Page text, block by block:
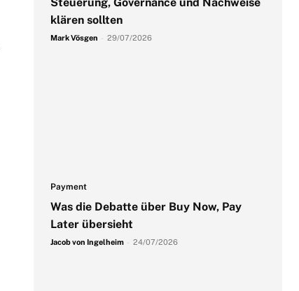
Steuerung, Governance und Nachweise
klären sollten
Mark Vösgen 29/07/2026
Payment
Was die Debatte über Buy Now, Pay
Later übersieht
Jacob von Ingelheim 24/07/2026